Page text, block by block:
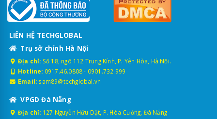
LIÊN HỆ TECHGLOBAL
Trụ sở chính Hà Nội
Địa chỉ: Số 18, ngõ 112 Trung Kính, P. Yên Hòa, Hà Nội.
Hotline: 0917.46.0808- 0901.732.999
Email: sam89@techglobal.vn
VPGD Đà Nẵng
Địa chỉ: 127 Nguyễn Hữu Dật, P. Hòa Cường, Đà Nẵng